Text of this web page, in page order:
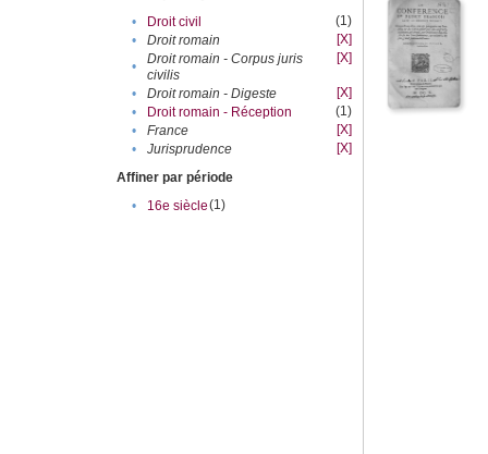
•
Droit civil
(1)
•
Droit romain
[X]
•
Droit romain - Corpus juris
civilis
[X]
• Droit romain - Digeste
[X]
•
Droit romain - Réception
(1)
•
France
[X]
•
Jurisprudence
[X]
Affiner par période
•
16e siècle(1)